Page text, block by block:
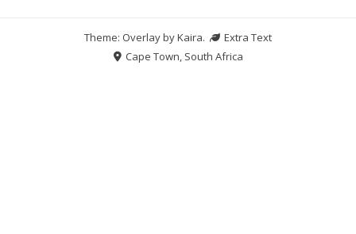
Theme: Overlay byKaira.
Extra Text
Cape Town, South Africa